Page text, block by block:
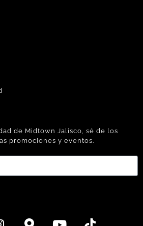
de Midtown Jalisco, sé de los
promociones y eventos.